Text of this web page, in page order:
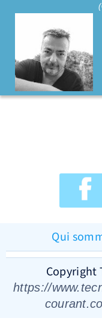
Qui
Copyright
https://